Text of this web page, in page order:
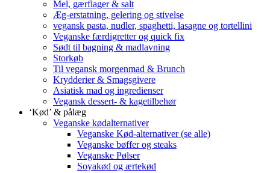
Mel, gærflager & salt
Æg-erstatning, gelering og stivelse
vegansk pasta, nudler, spaghetti, lasagne og tortellini
Veganske færdigretter og quick fix
Sødt til bagning & madlavning
Storkøb
Til vegansk morgenmad & Brunch
Krydderier & Smagsgivere
Asiatisk mad og ingredienser
Vegansk dessert- & kagetilbehør
‘Kød’ & pålæg
Veganske kødalternativer
Veganske Kød-alternativer (se alle)
Veganske bøffer og steaks
Veganske Pølser
Soyakød og ærtekød